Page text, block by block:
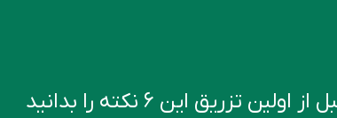
تزریق این ۶ نکته را بدانید